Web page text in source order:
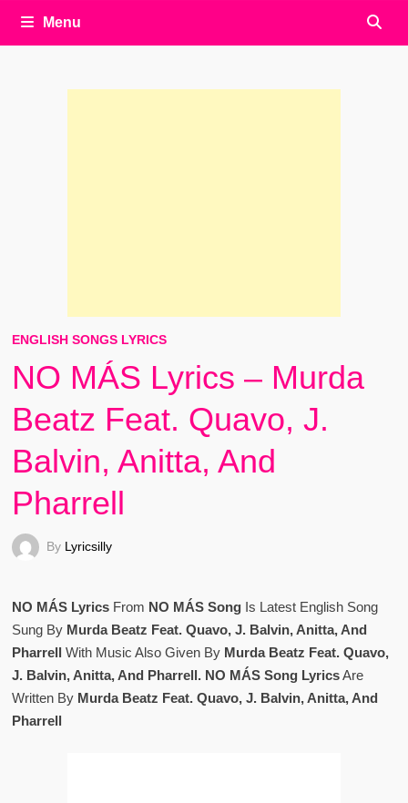
Menu
ENGLISH SONGS LYRICS
NO MÁS Lyrics – Murda
Beatz Feat. Quavo, J.
Balvin, Anitta, And
Pharrell
By Lyricsilly
NO MÁS LyricsFrom NO MÁS SongIs Latest English Song
Sung By Murda Beatz Feat. Quavo, J. Balvin, Anitta, And
Pharrell With Music Also Given By Murda Beatz Feat. Quavo,
J. Balvin, Anitta, And Pharrell. NO MÁS Song LyricsAre
Written By Murda Beatz Feat. Quavo, J. Balvin, Anitta, And
Pharrell